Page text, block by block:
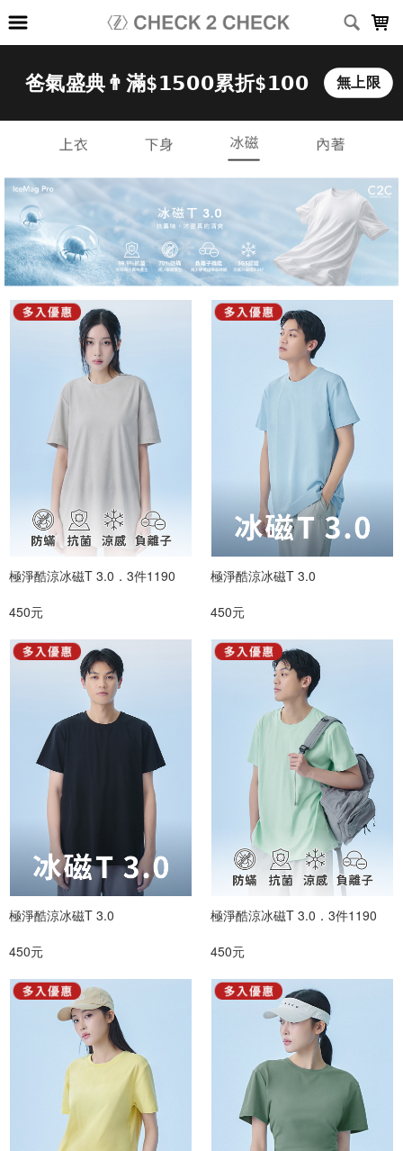
上架時間 銷售件數 銷售價格
樣式尺寸篩選
全部樣式 白
淺灰
水藍
咖啡 桃粉 深藍
紫
綠
全部尺寸 XXS XS S
M
XL
極淨酷涼冰磁T 3.0．3件1190
450元
極淨酷涼冰磁T 3.0
450元
極淨酷涼冰磁T 3.0
450元
極淨酷涼冰磁T 3.0．3件1190
450元